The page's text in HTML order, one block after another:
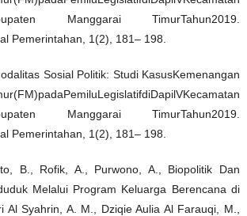
Manggarai TimurTahun2019.
Pemerintahan, 1(2), 181– 198.
Sosial Politik: Studi KasusKemenangan
Manggarai TimurTahun2019.
Pemerintahan, 1(2), 181– 198.
B., Rofik, A., Purwono, A., Biopolitik Dan
Melalui Program Keluarga Berencana di
Al Syahrin, A. M., Dziqie Aulia Al Farauqi, M.,